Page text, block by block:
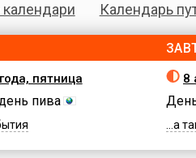
Календарь
пятница
пива
8
...а